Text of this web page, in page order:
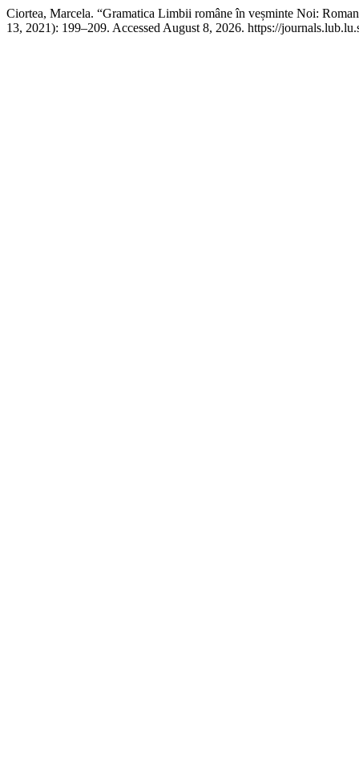
Ciortea, Marcela. “Gramatica Limbii române în veșminte Noi:
13, 2021): 199–209. Accessed August 8, 2026. https://